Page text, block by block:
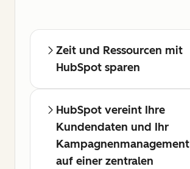
Zeit und Ressourcen mit
HubSpot sparen
HubSpot vereint Ihre
Kundendaten und Ihr
Kampagnenmanagement
auf einer zentralen